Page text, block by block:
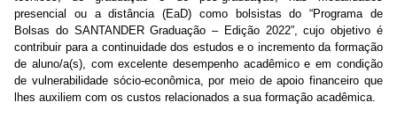
presencial ou a distância (EaD) como bolsistas do “Programa de
Bolsas do SANTANDER Graduação – Edição 2022”, cujo objetivo é
contribuir para a continuidade dos estudos e o incremento da formação
de aluno/a(s), com excelente desempenho acadêmico e em condição
de vulnerabilidade sócio-econômica, por meio de apoio financeiro que
lhes auxiliem com os custos relacionados a sua formação acadêmica.